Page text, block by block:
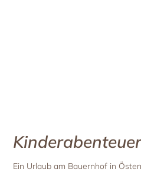
Ein Urlaub am Bauernhof in